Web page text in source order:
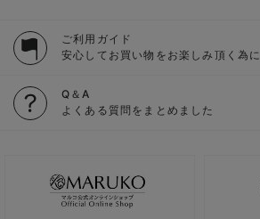
ご利用ガイド
安心してお買い物をお楽しみ頂く為に
Q＆A
よくある質問をまとめました